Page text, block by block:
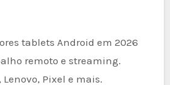
remoto e streaming.
Pixel e mais.